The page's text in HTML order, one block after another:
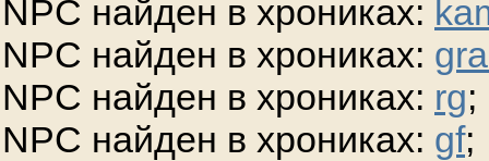
NPC найден в хрониках:
NPC найден в хрониках:
NPC найден в хрониках: rg;
NPC найден в хрониках: gf;